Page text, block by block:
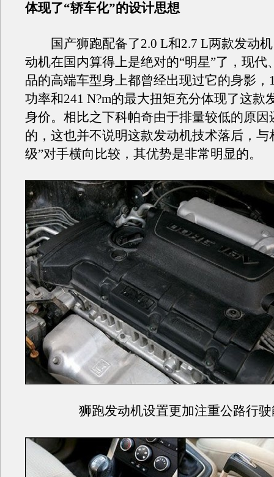
体现了“轿车化”的设计思想
国产狮跑配备了2.0 L和2.7 L两款发动机
动机在国内算得上是绝对的“明星”了，现代
品的高端车型身上都曾经出现过它的身影，
功率和241 N?m的最大扭矩充分体现了这款
身价。相比之下科帕奇由于排量较低的原因
的，这也并不说明这款发动机技术落后，与
级”对手横向比较，其优势是非常明显的。
狮跑发动机设置更加注重公路行